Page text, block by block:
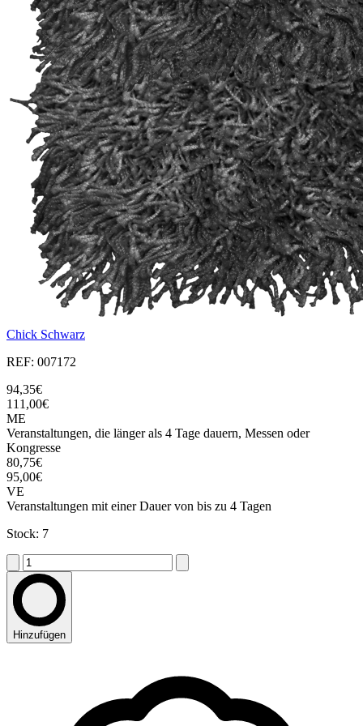
Chick Schwarz
REF: 007172
94,35€
111,00€
ME
Veranstaltungen, die länger als 4 Tage dauern, Messen oder
Kongresse
80,75€
95,00€
VE
Veranstaltungen mit einer Dauer von bis zu 4 Tagen
Stock: 7
Hinzufügen